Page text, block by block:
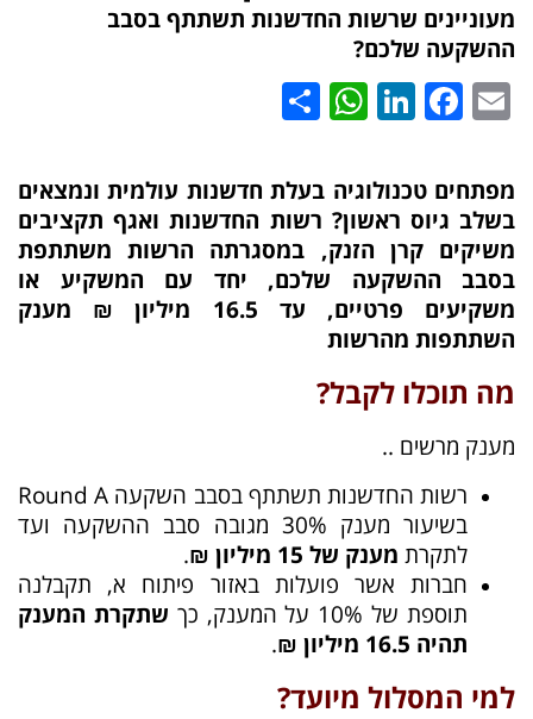
מעוניינים שרשות החדשנות תשתתף בסבב
ההשקעה שלכם?
Email
Facebook
LinkedIn
WhatsApp
מפתחים טכנולוגיה בעלת חדשנות עולמית ונמצאים
בשלב גיוס ראשון? רשות החדשנות ואגף תקציבים
משיקים קרן הזנק, במסגרתה הרשות משתתפת
בסבב ההשקעה שלכם, יחד עם המשקיע או
משקיעים פרטיים, עד 16.5 מיליון ₪ מענק
השתתפות מהרשות
מה תוכלו לקבל?
מענק מרשים ..
רשות החדשנות תשתתף בסבב השקעה Round A
בשיעור מענק 30% מגובה סבב ההשקעה ועד
לתקרת מענק של 15 מיליון ₪
.
חברות אשר פועלות באזור פיתוח א, תקבלנה
תוספת של 10% על המענק, כך
שתקרת המענק
תהיה 16.5 מיליון ₪
.
למי המסלול מיועד?